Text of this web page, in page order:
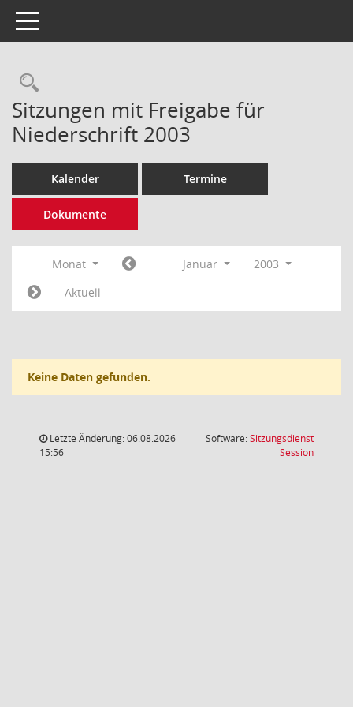
Toggle navigation
Rechercheauswahl
Sitzungen mit Freigabe für
Niederschrift 2003
Kalender Termine
Dokumente
Monat Januar
2003
Aktuell
Keine Daten gefunden.
Letzte Änderung: 06.08.2026
15:56
Software:Sitzungsdienst
Session(Wird in